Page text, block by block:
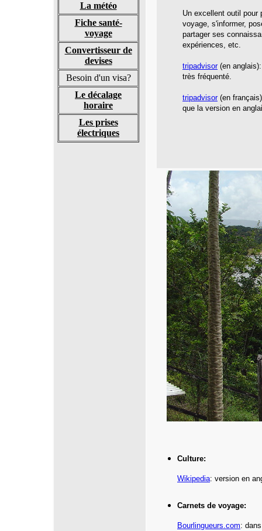
La météo
Fiche santé-
voyage
Convertisseur de
devises
Besoin d'un visa?
Le décalage
horaire
Les prises
électriques
Un excellent outil pour
voyage, s'informer,
partager ses
expériences, etc.
tripadvisor(en
très fréquenté.
tripadvisor(en
que la version en
Culture:
Wikipedia: version en
Carnets de voyage:
Bourlingueurs.com: